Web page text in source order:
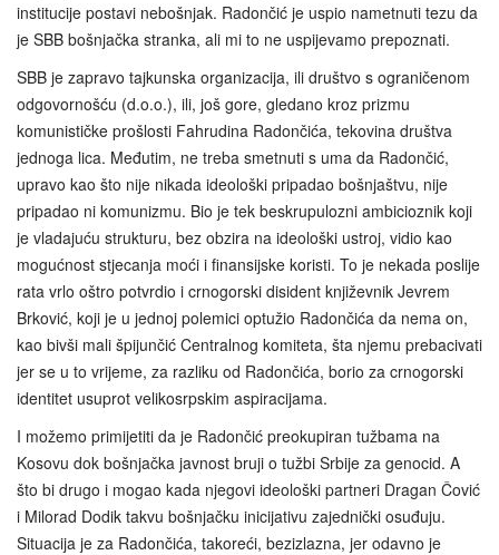
institucije postavi nebošnjak. Radončić je uspio nametnuti tezu da
je SBB bošnjačka stranka, ali mi to ne uspijevamo prepoznati.
SBB je zapravo tajkunska organizacija, ili društvo s ograničenom
odgovornošću (d.o.o.), ili, još gore, gledano kroz prizmu
komunističke prošlosti Fahrudina Radončića, tekovina društva
jednoga lica. Međutim, ne treba smetnuti s uma da Radončić,
upravo kao što nije nikada ideološki pripadao bošnjaštvu, nije
pripadao ni komunizmu. Bio je tek beskrupulozni ambicioznik koji
je vladajuću strukturu, bez obzira na ideološki ustroj, vidio kao
mogućnost stjecanja moći i finansijske koristi. To je nekada poslije
rata vrlo oštro potvrdio i crnogorski disident književnik Jevrem
Brković, koji je u jednoj polemici optužio Radončića da nema on,
kao bivši mali špijunčić Centralnog komiteta, šta njemu prebacivati
jer se u to vrijeme, za razliku od Radončića, borio za crnogorski
identitet usuprot velikosrpskim aspiracijama.
I možemo primijetiti da je Radončić preokupiran tužbama na
Kosovu dok bošnjačka javnost bruji o tužbi Srbije za genocid. A
što bi drugo i mogao kada njegovi ideološki partneri Dragan Čović
i Milorad Dodik takvu bošnjačku inicijativu zajednički osuđuju.
Situacija je za Radončića, takoreći, bezizlazna, jer odavno je